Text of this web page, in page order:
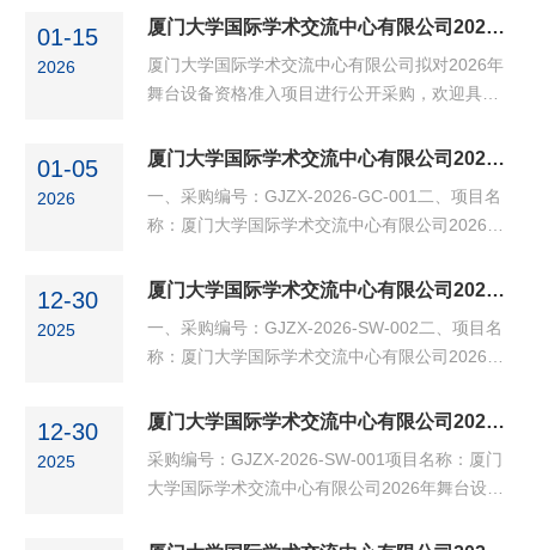
CD-001二、项目名称：车辆采购三、控制价：人
四、供货地点：厦门大学国际学术交流中心有限
公司（厦门大学国际学术交流中心思明校区）
方签署合同约定时间供货六、报名截止：2026年
2月3日上午09:00之前通过邮件方式提交逾期视
为放弃竞标机会七、...
01-15
2026
厦门大学国际学术交流中心有限公司2026年舞台设备资格准入项目采购公告（二次）
厦门大学国际学术交流中心有限公司拟对2026年
舞台设备资格准入项目进行公开采购，欢迎具备
号：GJZX-2026-SW-001二、项目名称：厦门大
格准入（二次）三、供货地点：厦门大学国际学
术交流中心有限公司（厦门大学思明校区、翔安
到指定地点。五、报名时间：2026年1月27日上
午10:00之前通过邮件方式提交报名函，...
01-05
2026
厦门大学国际学术交流中心有限公司2026年水电、五金材料资格准入项目成交公告
一、采购编号：GJZX-2026-GC-001二、项目名
称：厦门大学国际学术交流中心有限公司2026年
商：第一中标候选人：厦门鑫元煌商贸有限公司
中标候选人: 厦门堂庭科技有限公司特此公告。
12-30
2025
厦门大学国际学术交流中心有限公司2026年广告物料资格准入项目成交公告
一、采购编号：GJZX-2026-SW-002二、项目名
称：厦门大学国际学术交流中心有限公司2026年
一中标候选人：厦门瑞丰合众文化传播有限公司
中标候选人: 厦门佰屹文化传媒有限公司特此公
告。
12-30
2025
厦门大学国际学术交流中心有限公司2026年舞台设备资格准入项目流标公告
采购编号：GJZX-2026-SW-001项目名称：厦门
大学国际学术交流中心有限公司2026年舞台设备
特此公告。